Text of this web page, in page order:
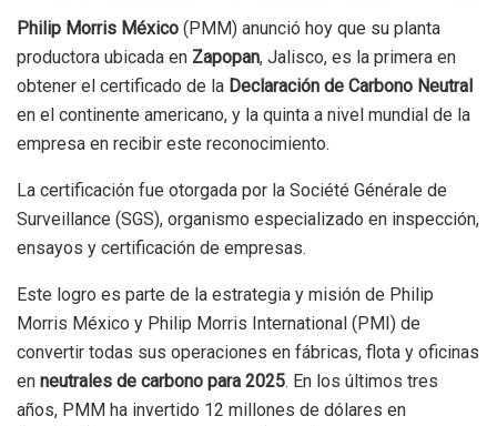
Philip Morris México (PMM) anunció hoy que su planta
productora ubicada en Zapopan, Jalisco, es la primera en
obtener el certificado de la Declaración de Carbono Neutral
en el continente americano, y la quinta a nivel mundial de la
empresa en recibir este reconocimiento.
La certificación fue otorgada por la Société Générale de
Surveillance (SGS), organismo especializado en inspección,
ensayos y certificación de empresas.
Este logro es parte de la estrategia y misión de Philip
Morris México y Philip Morris International (PMI) de
convertir todas sus operaciones en fábricas, flota y oficinas
en neutrales de carbono para 2025. En los últimos tres
años, PMM ha invertido 12 millones de dólares en